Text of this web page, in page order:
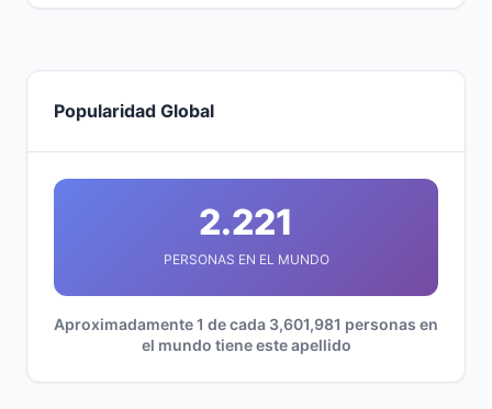
Popularidad Global
2.221
PERSONAS EN EL MUNDO
Aproximadamente 1 de cada 3,601,981 personas en
el mundo tiene este apellido